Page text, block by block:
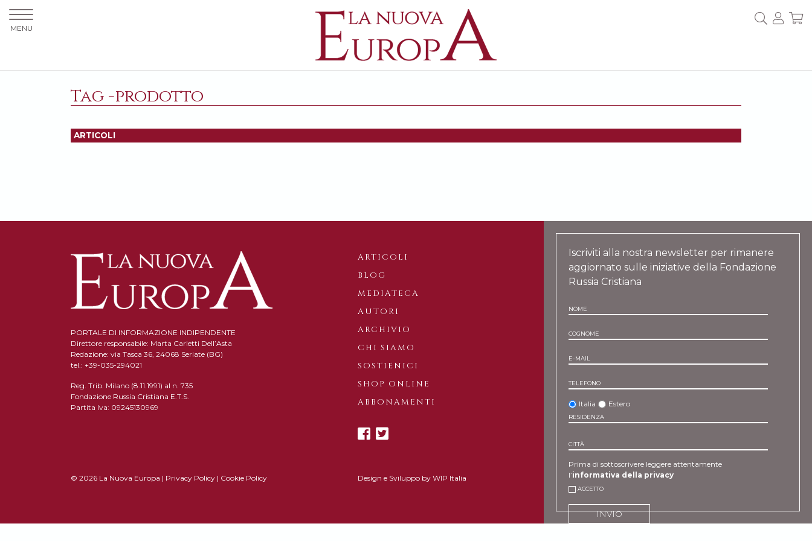
Tag -prodotto
ARTICOLI
PORTALE DI INFORMAZIONE INDIPENDENTE
Direttore responsabile: Marta Carletti Dell’Asta
Redazione: via Tasca 36, 24068 Seriate (BG)
tel.: +39-035-294021
Reg. Trib. Milano (8.11.1991) al n. 735
Fondazione Russia Cristiana E.T.S.
Partita Iva: 09245130969
ARTICOLI
BLOG
MEDIATECA
AUTORI
ARCHIVIO
CHI SIAMO
SOSTIENICI
SHOP ONLINE
ABBONAMENTI
© 2026 La Nuova Europa | Privacy Policy | Cookie Policy Design e Sviluppo by WIP Italia
Iscriviti alla nostra newsletter per rimanere
aggiornato sulle iniziative della Fondazione
Russia Cristiana
NOME
COGNOME
E-MAIL
TELEFONO
Italia Estero
RESIDENZA
CITTÀ
Prima di sottoscrivere leggere attentamente
l’informativa della privacy
ACCETTO
INVIO
MENU